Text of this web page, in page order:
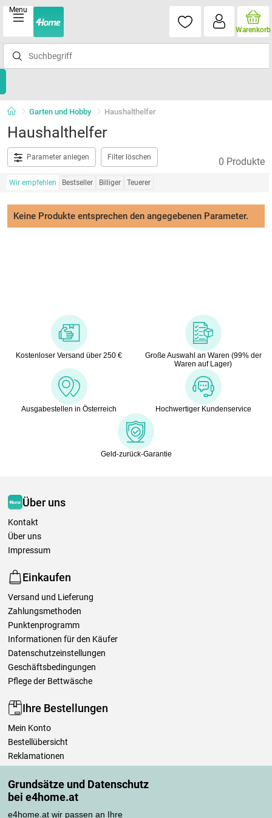
Grundsätze und Datenschutz
bei e4home.at
e4home.at wir passen an Ihre
Menu
Warenkorb
Garten und Hobby Haushalthelfer
Haushalthelfer
Parameter anlegen Filter löschen 0 Produkte
Wir empfehlen Bestseller Billiger Teuerer
Keine Produkte entsprechen den angegebenen Parameter.
Kostenloser Versand über 250 €
Große Auswahl an Waren (99% der
Waren auf Lager)
Ausgabestellen in Österreich Hochwertiger Kundenservice
Geld-zurück-Garantie
Über uns
Kontakt
Über uns
Impressum
Einkaufen
Versand und Lieferung
Zahlungsmethoden
Punktenprogramm
Informationen für den Käufer
Datenschutzeinstellungen
Geschäftsbedingungen
Pflege der Bettwäsche
Ihre Bestellungen
Mein Konto
Bestellübersicht
Reklamationen
Einfach mehr wissen
Richtlinien zur Verarbeitung von Bewertungen